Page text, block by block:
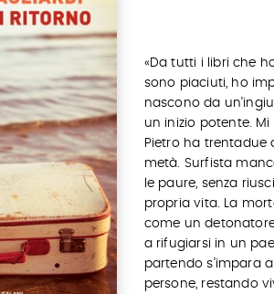
«Da tutti i libri che
sono piaciuti, ho
nascono da
un inizio potente.
Pietro ha
metà. Surfista
le paure, senza
propria vita. La
come un
a rifugiarsi in un
partendo s’impara
persone, restando